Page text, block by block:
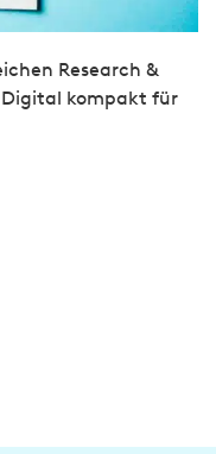
Research &
kompakt für